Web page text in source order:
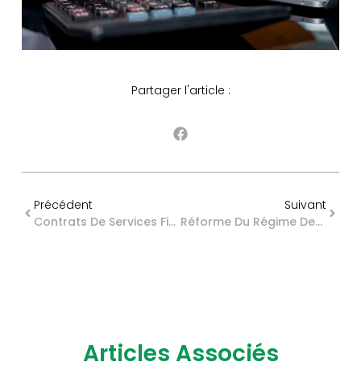
Partager l'article :
Précédent
Contrats De Services Financiers Conclus À Distance : Comment Protéger Le Consommateur ?
Suivant
Réforme Du Régime Des Bons De Souscription De Parts De Créateur D’entreprise : C’est Parti ?
Articles Associés